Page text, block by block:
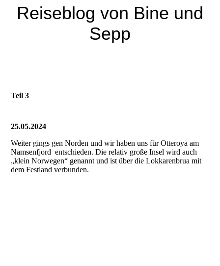
Reiseblog von Bine und
Sepp
Teil 3
25.05.2024
Weiter gings gen Norden und wir haben uns für Otteroya am
Namsenfjord entschieden. Die relativ große Insel wird auch
„klein Norwegen“ genannt und ist über die Lokkarenbrua mit
dem Festland verbunden.